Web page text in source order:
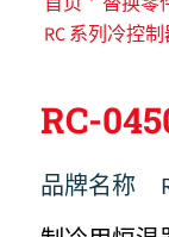
RC 系列冷控
RC-
品牌名称